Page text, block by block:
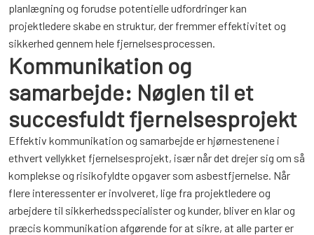
planlægning og forudse potentielle udfordringer kan
projektledere skabe en struktur, der fremmer effektivitet og
sikkerhed gennem hele fjernelsesprocessen.
Kommunikation og
samarbejde: Nøglen til et
succesfuldt fjernelsesprojekt
Effektiv kommunikation og samarbejde er hjørnestenene i
ethvert vellykket fjernelsesprojekt, især når det drejer sig om så
komplekse og risikofyldte opgaver som asbestfjernelse. Når
flere interessenter er involveret, lige fra projektledere og
arbejdere til sikkerhedsspecialister og kunder, bliver en klar og
præcis kommunikation afgørende for at sikre, at alle parter er